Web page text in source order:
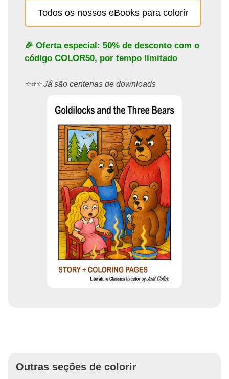
Todos os nossos eBooks para colorir
🎉 Oferta especial: 50% de desconto com o
código COLOR50, por tempo limitado
⭐️⭐️⭐️ Já são centenas de downloads
Outras seções de colorir